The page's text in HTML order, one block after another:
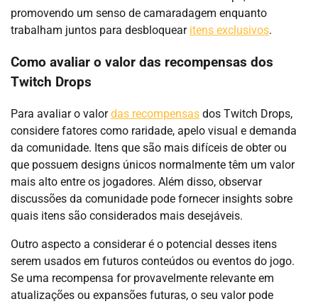
promovendo um senso de camaradagem enquanto
trabalham juntos para desbloquear itens exclusivos.
Como avaliar o valor das recompensas dos
Twitch Drops
Para avaliar o valordas recompensas dos Twitch Drops,
considere fatores como raridade, apelo visual e demanda
da comunidade. Itens que são mais difíceis de obter ou
que possuem designs únicos normalmente têm um valor
mais alto entre os jogadores. Além disso, observar
discussões da comunidade pode fornecer insights sobre
quais itens são considerados mais desejáveis.
Outro aspecto a considerar é o potencial desses itens
serem usados em futuros conteúdos ou eventos do jogo.
Se uma recompensa for provavelmente relevante em
atualizações ou expansões futuras, o seu valor pode